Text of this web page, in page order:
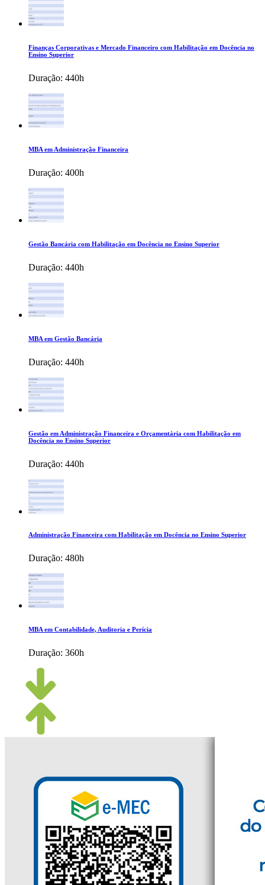
Finanças Corporativas e Mercado Financeiro com Habilitação em Docência no
Ensino Superior
Duração: 440h
MBA em Administração Financeira
Duração: 400h
Gestão Bancária com Habilitação em Docência no Ensino Superior
Duração: 440h
MBA em Gestão Bancária
Duração: 440h
Gestão em Administração Financeira e Orçamentária com Habilitação em
Docência no Ensino Superior
Duração: 440h
Administração Financeira com Habilitação em Docência no Ensino Superior
Duração: 480h
MBA em Contabilidade, Auditoria e Perícia
Duração: 360h